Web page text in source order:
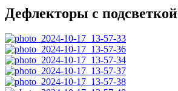
Дефлекторы с подсветкой